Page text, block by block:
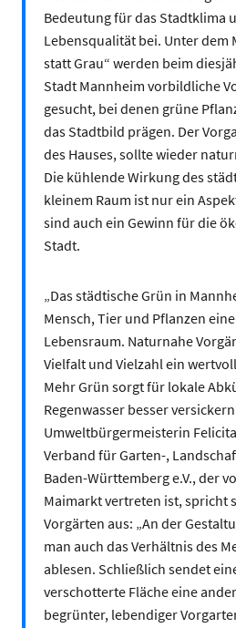
Bedeutung für das Stadtklima
Lebensqualität bei. Unter dem
statt Grau“ werden beim
Stadt Mannheim vorbildliche
gesucht, bei denen grüne
das Stadtbild prägen. Der
des Hauses, sollte wieder
Die kühlende Wirkung des
kleinem Raum ist nur ein
sind auch ein Gewinn für die
Stadt.
„Das städtische Grün in
Mensch, Tier und Pflanzen
Lebensraum. Naturnahe
Vielfalt und Vielzahl ein
Mehr Grün sorgt für lokale
Regenwasser besser
Umweltbürgermeisterin
Verband für Garten-,
Baden-Württemberg e.V., der
Maimarkt vertreten ist, spricht
Vorgärten aus: „An der
man auch das Verhältnis des
ablesen. Schließlich sendet
verschotterte Fläche eine
begrünter, lebendiger